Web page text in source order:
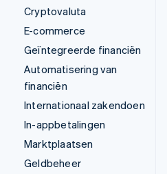
Cryptovaluta
E-commerce
Geïntegreerde financiën
Automatisering van
financiën
Internationaal zakendoen
In-appbetalingen
Marktplaatsen
Geldbeheer